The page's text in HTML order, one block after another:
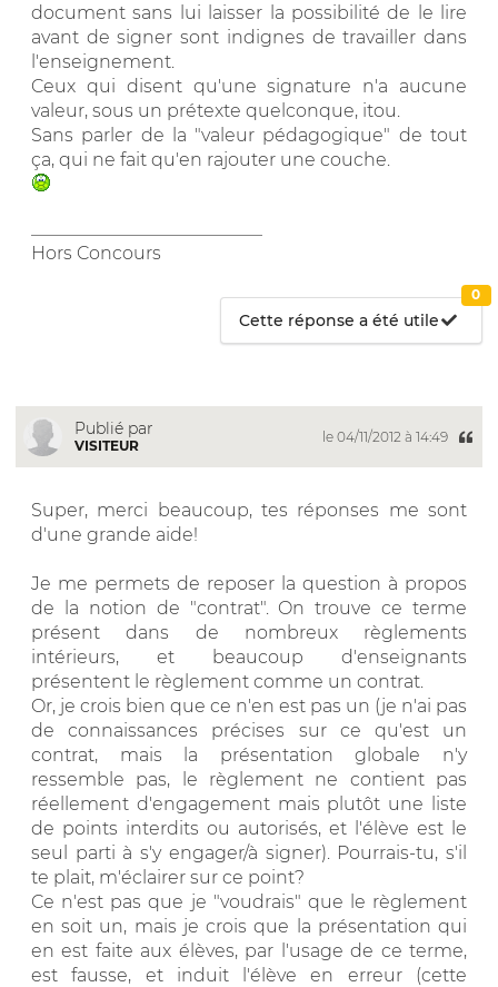
document sans lui laisser la possibilité de le lire
avant de signer sont indignes de travailler dans
l'enseignement.
Ceux qui disent qu'une signature n'a aucune
valeur, sous un prétexte quelconque, itou.
Sans parler de la "valeur pédagogique" de tout
ça, qui ne fait qu'en rajouter une couche.
Hors Concours
Cette réponse a été utile
0
Publié par
VISITEUR
le 04/11/2012 à 14:49
Super, merci beaucoup, tes réponses me sont
d'une grande aide!
Je me permets de reposer la question à propos
de la notion de "contrat". On trouve ce terme
présent dans de nombreux règlements
intérieurs, et beaucoup d'enseignants
présentent le règlement comme un contrat.
Or, je crois bien que ce n'en est pas un (je n'ai pas
de connaissances précises sur ce qu'est un
contrat, mais la présentation globale n'y
ressemble pas, le règlement ne contient pas
réellement d'engagement mais plutôt une liste
de points interdits ou autorisés, et l'élève est le
seul parti à s'y engager/à signer). Pourrais-tu, s'il
te plait, m'éclairer sur ce point?
Ce n'est pas que je "voudrais" que le règlement
en soit un, mais je crois que la présentation qui
en est faite aux élèves, par l'usage de ce terme,
est fausse, et induit l'élève en erreur (cette